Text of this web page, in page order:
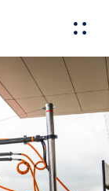
Seiten
anzeigen